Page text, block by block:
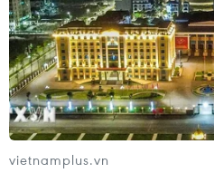
22/03/2023 06:25
Chủ tịch Đại Hội đồng Liên
tộc như "một loại virus, có
trong những bối cảnh và
năm đều có một hình thức
vietnamplus.vn